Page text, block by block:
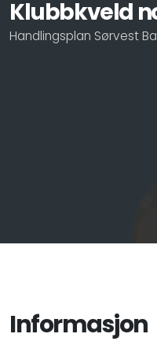
Klubbkveld
Handlingsplan Sørvest
Informasjon